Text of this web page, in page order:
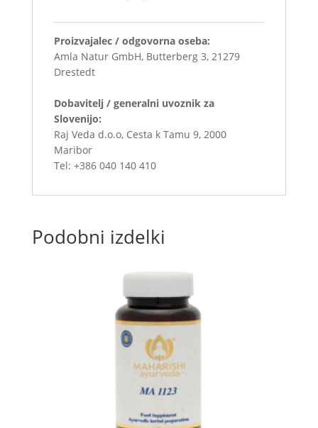
Proizvajalec / odgovorna oseba:
Amla Natur GmbH, Butterberg 3, 21279
Drestedt
Dobavitelj / generalni uvoznik za
Slovenijo:
Raj Veda d.o.o, Cesta k Tamu 9, 2000
Maribor
Tel: +386 040 140 410
Podobni izdelki